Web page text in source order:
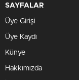
SAYFALAR
Üye Girişi
Üye Kaydı
Künye
Hakkımızda